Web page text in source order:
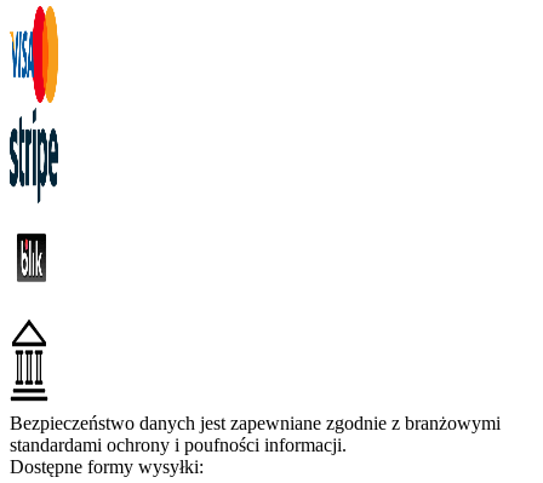
Bezpieczeństwo danych jest zapewniane zgodnie z branżowymi
standardami ochrony i poufności informacji.
Dostępne formy wysyłki: